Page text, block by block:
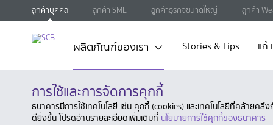
ลูกค้าบุคคล ลูกค้า SME ลูกค้าธุรกิจขนาดใหญ่ ลูกค้า
ผลิตภัณฑ์ของเรา Stories & Tips แก้
การใช้และการจัดการคุกกี้
ธนาคารมีการใช้เทคโนโลยี เช่น คุกกี้ (cookies) และเทคโนโลยีที่คล้ายค
ดียิ่งขึ้น โปรดอ่านรายละเอียดเพิ่มเติมที่ นโยบายการใช้คุกกี้ของธนาคาร